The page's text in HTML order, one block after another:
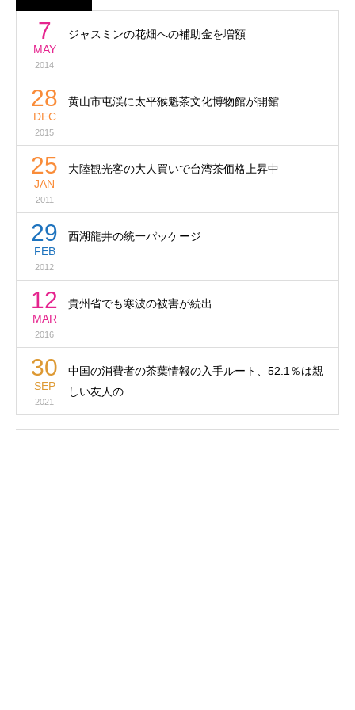
7
MAY
2014
ジャスミンの花畑への補助金を増額
28
DEC
2015
黄山市屯渓に太平猴魁茶文化博物館が開館
25
JAN
2011
大陸観光客の大人買いで台湾茶価格上昇中
29
FEB
2012
西湖龍井の統一パッケージ
12
MAR
2016
貴州省でも寒波の被害が続出
30
SEP
2021
中国の消費者の茶葉情報の入手ルート、52.1％は親
しい友人の…